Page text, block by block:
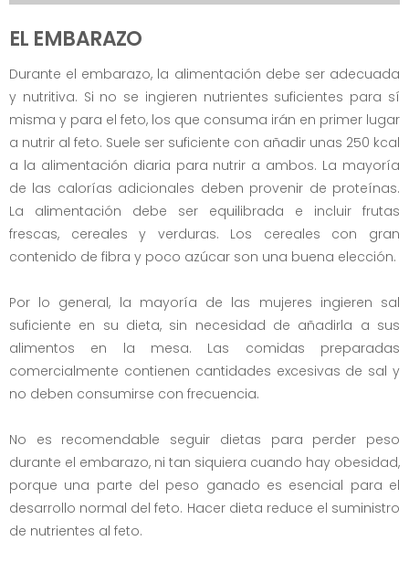
EL EMBARAZO
Durante el embarazo, la alimentación debe ser adecuada
y nutritiva. Si no se ingieren nutrientes suficientes para sí
misma y para el feto, los que consuma irán en primer lugar
a nutrir al feto. Suele ser suficiente con añadir unas 250 kcal
a la alimentación diaria para nutrir a ambos. La mayoría
de las calorías adicionales deben provenir de proteínas.
La alimentación debe ser equilibrada e incluir frutas
frescas, cereales y verduras. Los cereales con gran
contenido de fibra y poco azúcar son una buena elección.
Por lo general, la mayoría de las mujeres ingieren sal
suficiente en su dieta, sin necesidad de añadirla a sus
alimentos en la mesa. Las comidas preparadas
comercialmente contienen cantidades excesivas de sal y
no deben consumirse con frecuencia.
No es recomendable seguir dietas para perder peso
durante el embarazo, ni tan siquiera cuando hay obesidad,
porque una parte del peso ganado es esencial para el
desarrollo normal del feto. Hacer dieta reduce el suministro
de nutrientes al feto.